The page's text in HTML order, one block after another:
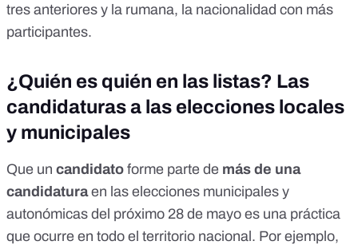
tres anteriores y la rumana, la nacionalidad con más
participantes.
¿Quién es quién en las listas? Las
candidaturas a las elecciones locales
y municipales
Que un candidato forme parte de más de una
candidaturaen las elecciones municipales y
autonómicas del próximo 28 de mayo es una práctica
que ocurre en todo el territorio nacional. Por ejemplo,